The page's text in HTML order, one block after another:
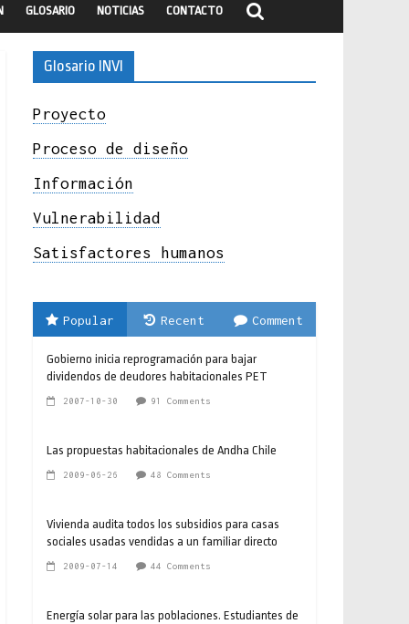
GLOSARIO NOTICIAS CONTACTO
Glosario INVI
Proyecto
Proceso de diseño
Información
Vulnerabilidad
Satisfactores humanos
Popular Recent Comment
Gobierno inicia reprogramación para bajar
dividendos de deudores habitacionales PET
2007-10-30 91 Comments
Las propuestas habitacionales de Andha Chile
2009-06-26 48 Comments
Vivienda audita todos los subsidios para casas
sociales usadas vendidas a un familiar directo
2009-07-14 44 Comments
Energía solar para las poblaciones. Estudiantes de